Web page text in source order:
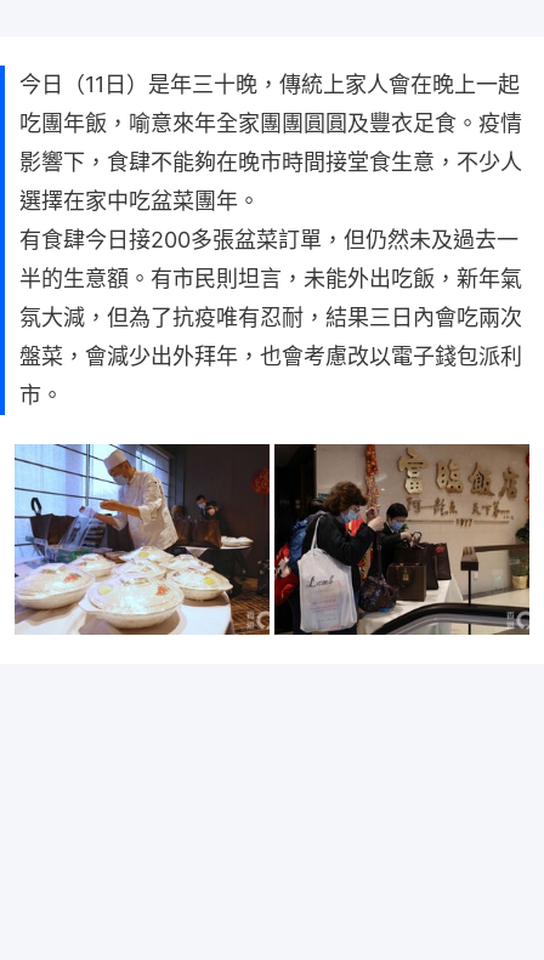
今日（11日）是年三十晚，傳統上家人會在晚上一起
吃團年飯，喻意來年全家團團圓圓及豐衣足食。疫情
影響下，食肆不能夠在晚市時間接堂食生意，不少人
選擇在家中吃盆菜團年。
有食肆今日接200多張盆菜訂單，但仍然未及過去一
半的生意額。有市民則坦言，未能外出吃飯，新年氣
氛大減，但為了抗疫唯有忍耐，結果三日內會吃兩次
盤菜，會減少出外拜年，也會考慮改以電子錢包派利
市。